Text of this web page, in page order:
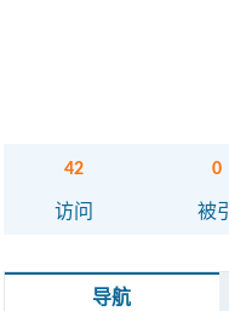
42
访问
0
被引
导航